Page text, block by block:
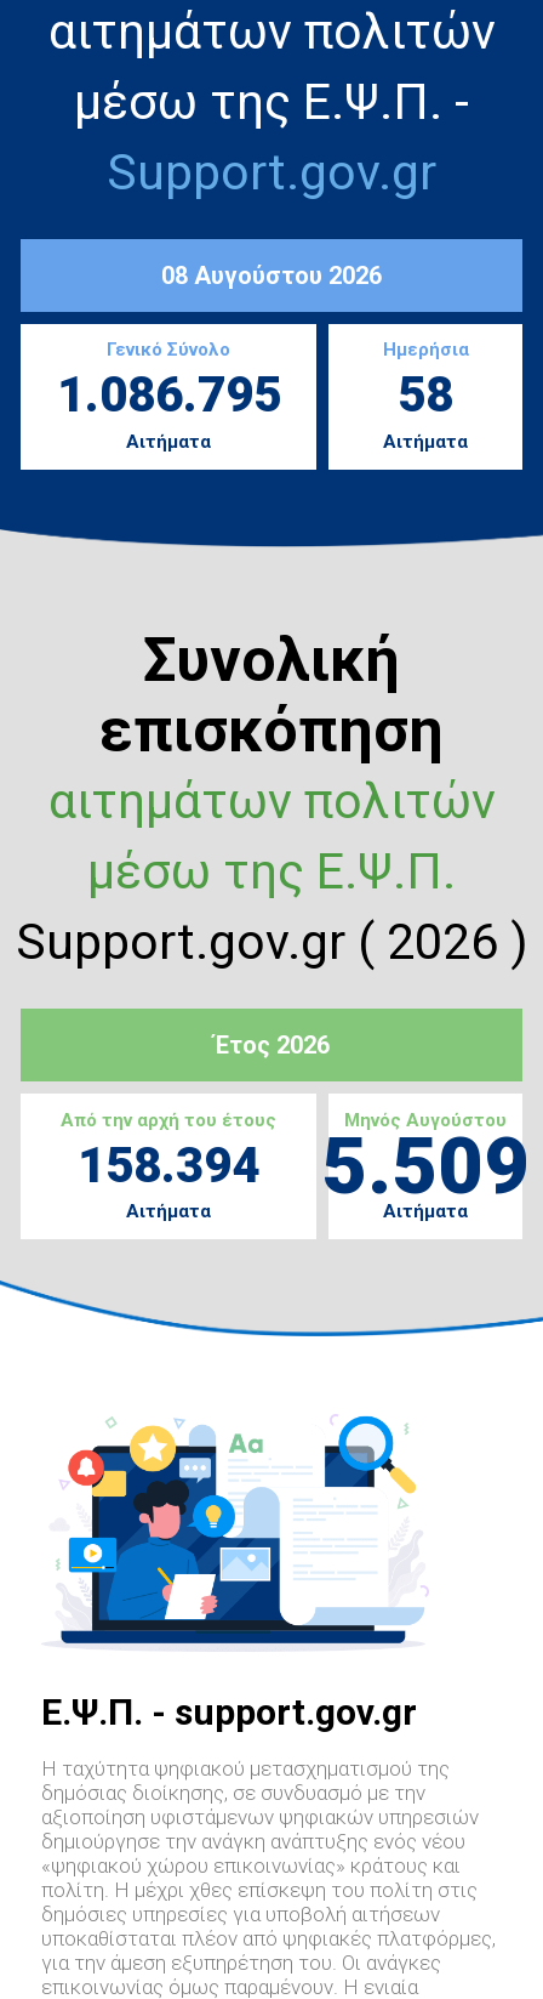
αιτημάτων πολιτών
μέσω της Ε.Ψ.Π. -
Support.gov.gr
08 Αυγούστου 2026
Γενικό Σύνολο
1.086.795
Αιτήματα
Ημερήσια
58
Αιτήματα
Έτος 2026
Από την αρχή του έτους
158.394
Αιτήματα
Μηνός Αυγούστου
5.509
Αιτήματα
Συνολική
επισκόπηση
αιτημάτων πολιτών
μέσω της Ε.Ψ.Π.
Support.gov.gr ( 2026 )
E.Ψ.Π. - support.gov.gr
Η ταχύτητα ψηφιακού μετασχηματισμού της
δημόσιας διοίκησης, σε συνδυασμό με την
αξιοποίηση υφιστάμενων ψηφιακών υπηρεσιών
δημιούργησε την ανάγκη ανάπτυξης ενός νέου
«ψηφιακού χώρου επικοινωνίας» κράτους και
πολίτη. Η μέχρι χθες επίσκεψη του πολίτη στις
δημόσιες υπηρεσίες για υποβολή αιτήσεων
υποκαθίσταται πλέον από ψηφιακές πλατφόρμες,
για την άμεση εξυπηρέτηση του. Οι ανάγκες
επικοινωνίας όμως παραμένουν. Η ενιαία